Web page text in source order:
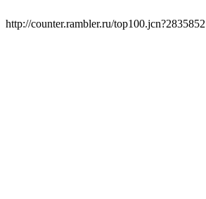
http://counter.rambler.ru/top100.jcn?2835852